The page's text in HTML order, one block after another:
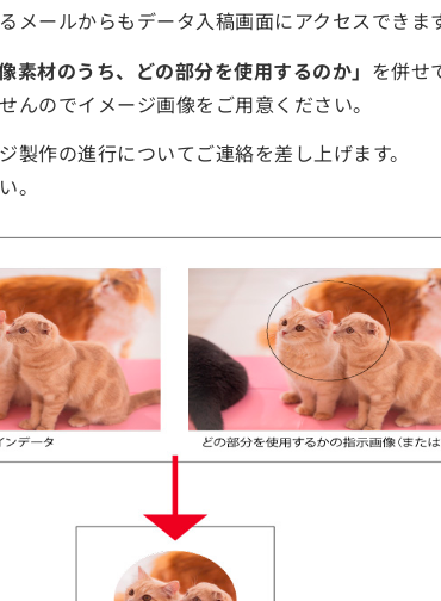
ールからもデータ入稿画面にアクセスできま
像素材のうち、どの部分を使用するのか」 を併せ
のでイメージ画像をご用意ください。
作の進行についてご連絡を差し上げます。
。